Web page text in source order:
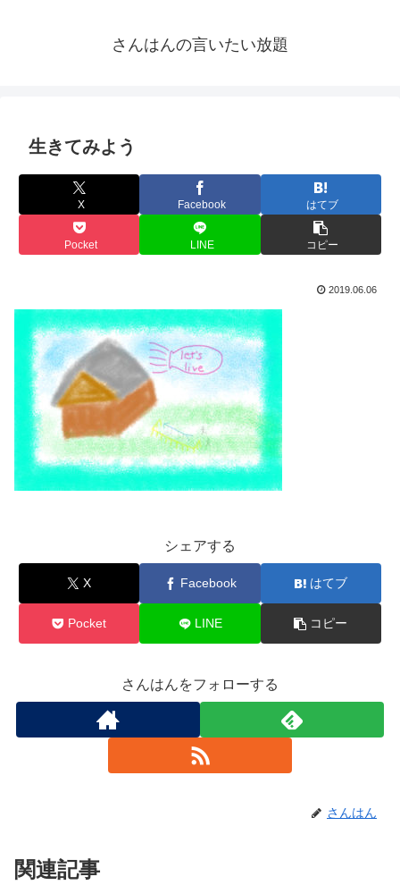
さんはんの言いたい放題
生きてみよう
X Facebook はてブ
Pocket LINE コピー
2019.06.06
シェアする
X Facebook はてブ
Pocket LINE コピー
さんはんをフォローする
さんはん
関連記事